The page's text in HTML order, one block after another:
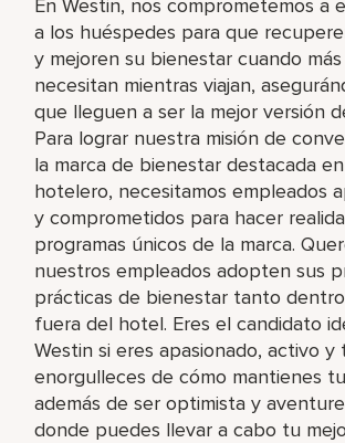
En Westin, nos comprometemos a
a los huéspedes para que
y mejoren su bienestar cuando
necesitan mientras viajan,
que lleguen a ser la mejor versión
Para lograr nuestra misión de
la marca de bienestar destacada
hotelero, necesitamos empleados
y comprometidos para hacer
programas únicos de la marca.
nuestros empleados adopten sus
prácticas de bienestar tanto
fuera del hotel. Eres el candidato
Westin si eres apasionado, activo y
enorgulleces de cómo mantienes
además de ser optimista y
donde puedes llevar a cabo tu